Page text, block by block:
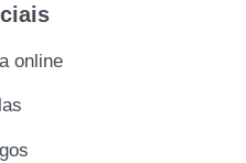
online